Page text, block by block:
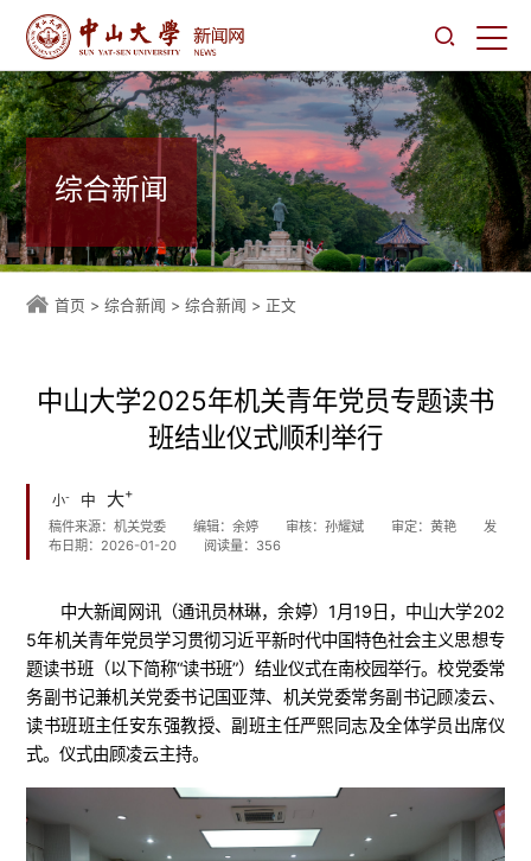
综合新闻
首页 >综合新闻 >综合新闻 > 正文
中山大学2025年机关青年党员专题读书
班结业仪式顺利举行
小- 中 大+
稿件来源：机关党委
编辑：余婷 审核：孙耀斌 审定：黄艳
发
布日期：2026-01-20
阅读量： 356
中大新闻网讯（通讯员林琳，余婷）1月19日，中山大学202
5年机关青年党员学习贯彻习近平新时代中国特色社会主义思想专
题读书班（以下简称“读书班”）结业仪式在南校园举行。校党委常
务副书记兼机关党委书记国亚萍、机关党委常务副书记顾凌云、
读书班班主任安东强教授、副班主任严熙同志及全体学员出席仪
式。仪式由顾凌云主持。